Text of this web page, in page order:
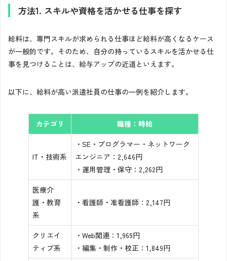
方法1. スキルや資格を活かせる仕事を探す
給料は、専門スキルが求められる仕事ほど給料が高くなるケース
が一般的です。そのため、自分の持っているスキルを活かせる仕
事を見つけることは、給与アップの近道といえます。
以下に、給料が高い派遣社員の仕事の一例を紹介します。
カテゴリ 職種：時給
IT・技術系
・SE・プログラマー・ネットワーク
エンジニア：2,646円
・運用管理・保守：2,262円
医療介
護・教育
系
・看護師・准看護師：2,147円
クリエイ
ティブ系
・Web関連：1,969円
・編集・制作・校正：1,849円